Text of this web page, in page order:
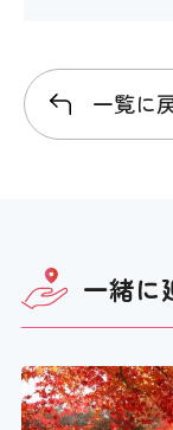
ベビー
×
×
×
一覧に
一緒に